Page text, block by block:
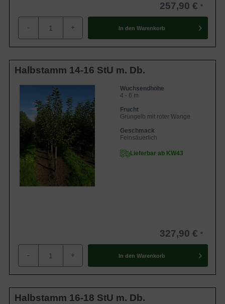
257,90 €
- + In den Warenkorb
Halbstamm 14-16 StU m. Db.
Wuchsendhöhe
4 - 6 m
Frucht
Grüngelb mit roter Wange
Geschmack
Feinsäuerlich
Lieferbar ab KW43
327,90 €
- + In den Warenkorb
Halbstamm 16-18 StU m. Db.